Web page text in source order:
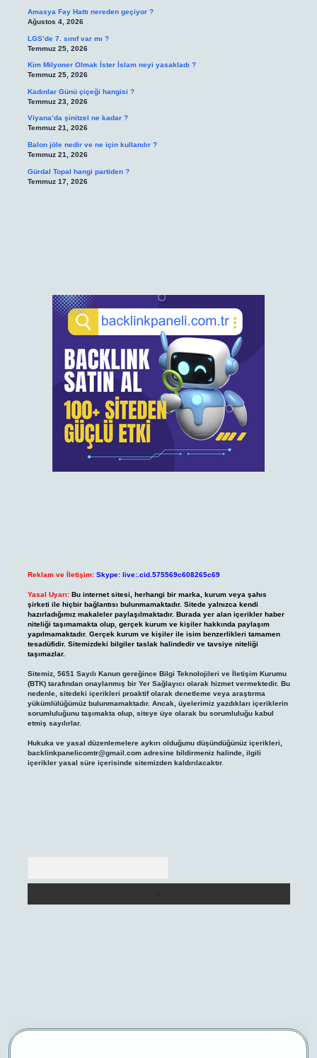
Amasya Fay Hattı nereden geçiyor ?
Ağustos 4, 2026
LGS’de 7. sınıf var mı ?
Temmuz 25, 2026
Kim Milyoner Olmak İster İslam neyi yasakladı ?
Temmuz 25, 2026
Kadınlar Günü çiçeği hangisi ?
Temmuz 23, 2026
Viyana’da şinitzel ne kadar ?
Temmuz 21, 2026
Balon jöle nedir ve ne için kullanılır ?
Temmuz 21, 2026
Gürdal Topal hangi partiden ?
Temmuz 17, 2026
Reklam ve İletişim: Skype: live:.cid.575569c608265c69
Yasal Uyarı: Bu internet sitesi, herhangi bir marka, kurum veya şahıs
şirketi ile hiçbir bağlantısı bulunmamaktadır. Sitede yalnızca kendi
hazırladığımız makaleler paylaşılmaktadır. Burada yer alan içerikler haber
niteliği taşımamakta olup, gerçek kurum ve kişiler hakkında paylaşım
yapılmamaktadır. Gerçek kurum ve kişiler ile isim benzerlikleri tamamen
tesadüfidir. Sitemizdeki bilgiler taslak halindedir ve tavsiye niteliği
taşımazlar.
Sitemiz, 5651 Sayılı Kanun gereğince Bilgi Teknolojileri ve İletişim Kurumu
(BTK) tarafından onaylanmış bir Yer Sağlayıcı olarak hizmet vermektedir. Bu
nedenle, sitedeki içerikleri proaktif olarak denetleme veya araştırma
yükümlülüğümüz bulunmamaktadır. Ancak, üyelerimiz yazdıkları içeriklerin
sorumluluğunu taşımakta olup, siteye üye olarak bu sorumluluğu kabul
etmiş sayılırlar.
Hukuka ve yasal düzenlemelere aykırı olduğunu düşündüğünüz içerikleri,
backlinkpanelicomtr@gmail.comadresine bildirmeniz halinde, ilgili
içerikler yasal süre içerisinde sitemizden kaldırılacaktır.